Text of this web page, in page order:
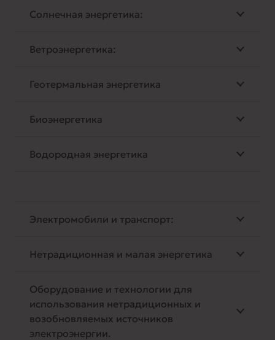
Солнечная энергетика:
Ветроэнергетика:
Геотермальная энергетика
Биоэнергетика
Водородная энергетика
Электромобили и транспорт:
Нетрадиционная и малая энергетика
Оборудование и технологии для
использования нетрадиционных и
возобновляемых источников
электроэнергии.